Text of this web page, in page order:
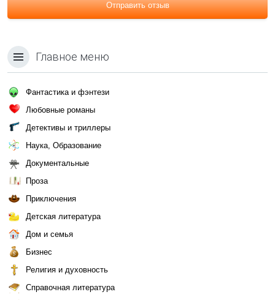
Отправить отзыв
Главное меню
Фантастика и фэнтези
Любовные романы
Детективы и триллеры
Наука, Образование
Документальные
Проза
Приключения
Детская литература
Дом и семья
Бизнес
Религия и духовность
Справочная литература